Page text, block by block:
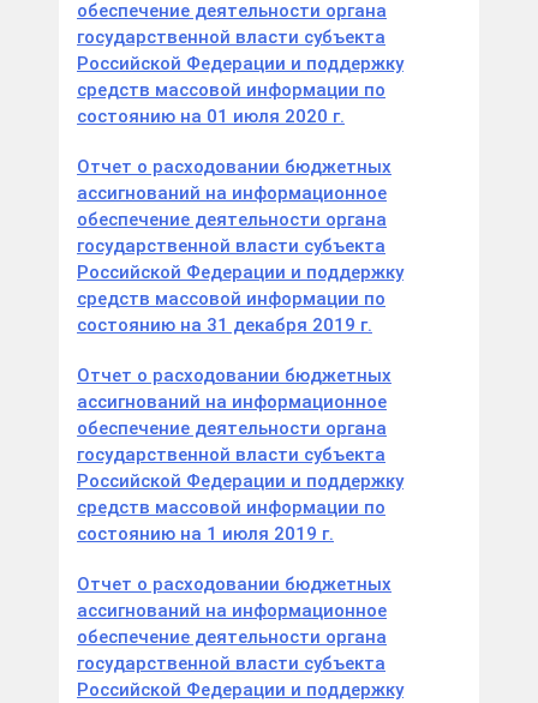
обеспечение деятельности органа
государственной власти субъекта
Российской Федерации и поддержку
средств массовой информации по
состоянию на 01 июля 2020 г.
Отчет о расходовании бюджетных
ассигнований на информационное
обеспечение деятельности органа
государственной власти субъекта
Российской Федерации и поддержку
средств массовой информации по
состоянию на 31 декабря 2019 г.
Отчет о расходовании бюджетных
ассигнований на информационное
обеспечение деятельности органа
государственной власти субъекта
Российской Федерации и поддержку
средств массовой информации по
состоянию на 1 июля 2019 г.
Отчет о расходовании бюджетных
ассигнований на информационное
обеспечение деятельности органа
государственной власти субъекта
Российской Федерации и поддержку